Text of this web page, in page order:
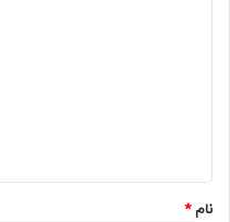
*
نام*